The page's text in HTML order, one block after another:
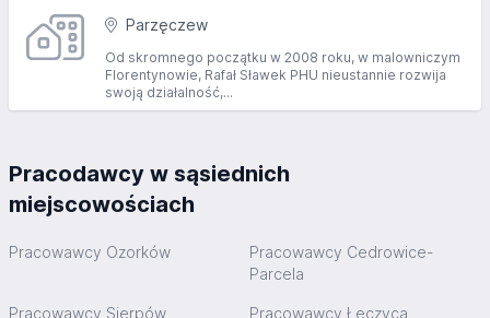
Parzęczew
Od skromnego początku w 2008 roku, w malowniczym
Florentynowie, Rafał Sławek PHU nieustannie rozwija
swoją działalność,...
Pracodawcy w sąsiednich
miejscowościach
Pracowawcy Ozorków
Pracowawcy Cedrowice-
Parcela
Pracowawcy Sierpów Pracowawcy Łęczyca